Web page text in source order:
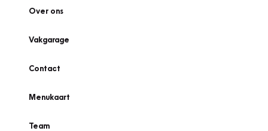
Over ons
Vakgarage
Contact
Menukaart
Team